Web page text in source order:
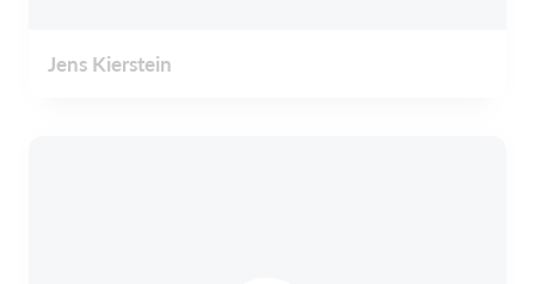
Jens Kierstein